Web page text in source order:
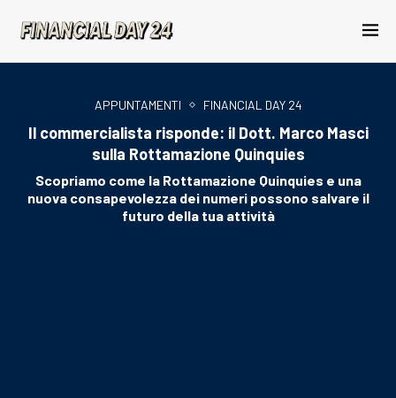
APPUNTAMENTI FINANCIAL DAY 24
Il commercialista risponde: il Dott. Marco Masci
sulla Rottamazione Quinquies
Scopriamo come la Rottamazione Quinquies e una
nuova consapevolezza dei numeri possono salvare il
futuro della tua attività